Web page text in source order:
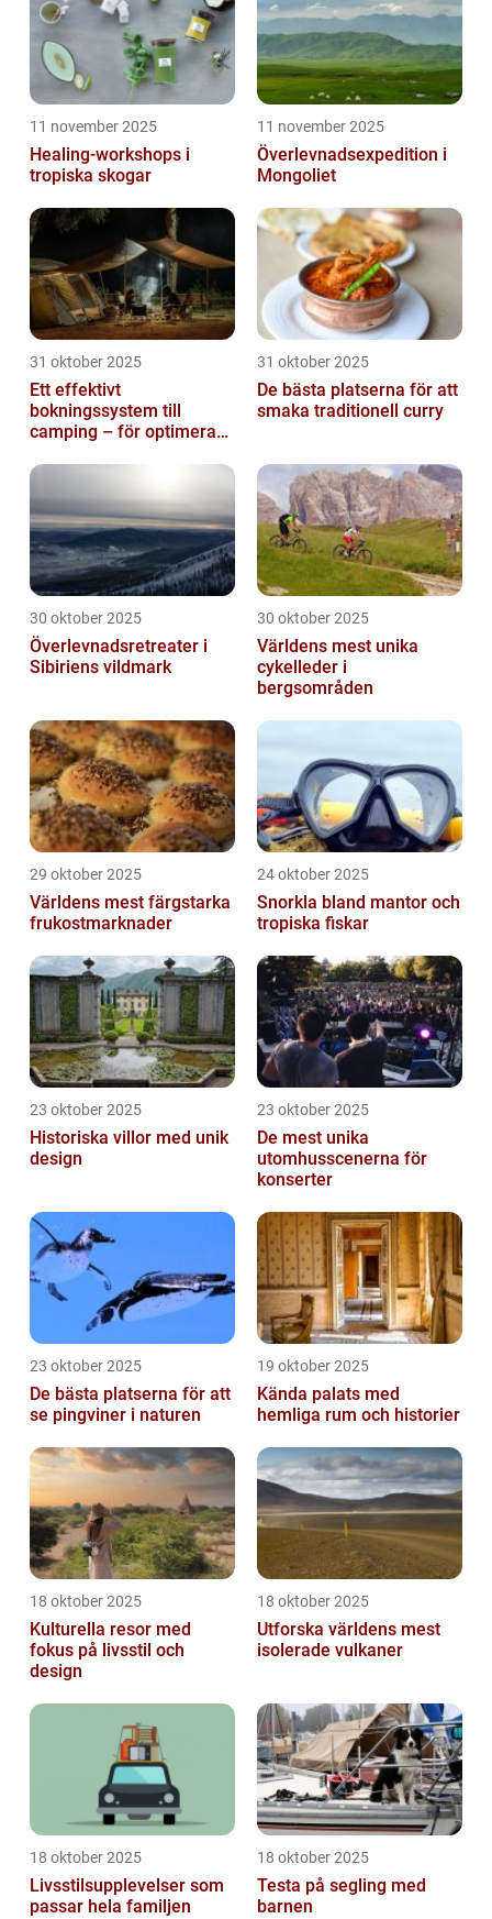
11 november 2025
Healing-workshops i
tropiska skogar
11 november 2025
Överlevnadsexpedition i
Mongoliet
31 oktober 2025
Ett effektivt
bokningssystem till
camping – för optimerad
31 oktober 2025
De bästa platserna för att
smaka traditionell curry
30 oktober 2025
Överlevnadsretreater i
Sibiriens vildmark
30 oktober 2025
Världens mest unika
cykelleder i
bergsområden
29 oktober 2025
Världens mest färgstarka
frukostmarknader
24 oktober 2025
Snorkla bland mantor och
tropiska fiskar
23 oktober 2025
Historiska villor med unik
design
23 oktober 2025
De mest unika
utomhusscenerna för
konserter
23 oktober 2025
De bästa platserna för att
se pingviner i naturen
19 oktober 2025
Kända palats med
hemliga rum och historier
18 oktober 2025
Kulturella resor med
fokus på livsstil och
design
18 oktober 2025
Utforska världens mest
isolerade vulkaner
18 oktober 2025
Livsstilsupplevelser som
passar hela familjen
18 oktober 2025
Testa på segling med
barnen